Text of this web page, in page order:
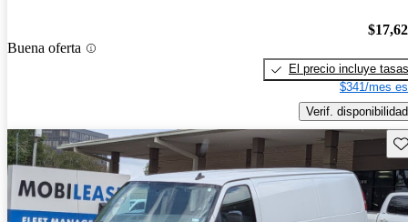
Buena oferta
El precio incluye tasas
$341/mes
Verif. disponibilidad